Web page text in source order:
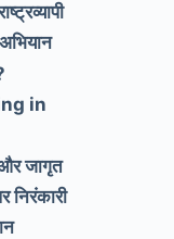
in
और जागृत
निरंकारी